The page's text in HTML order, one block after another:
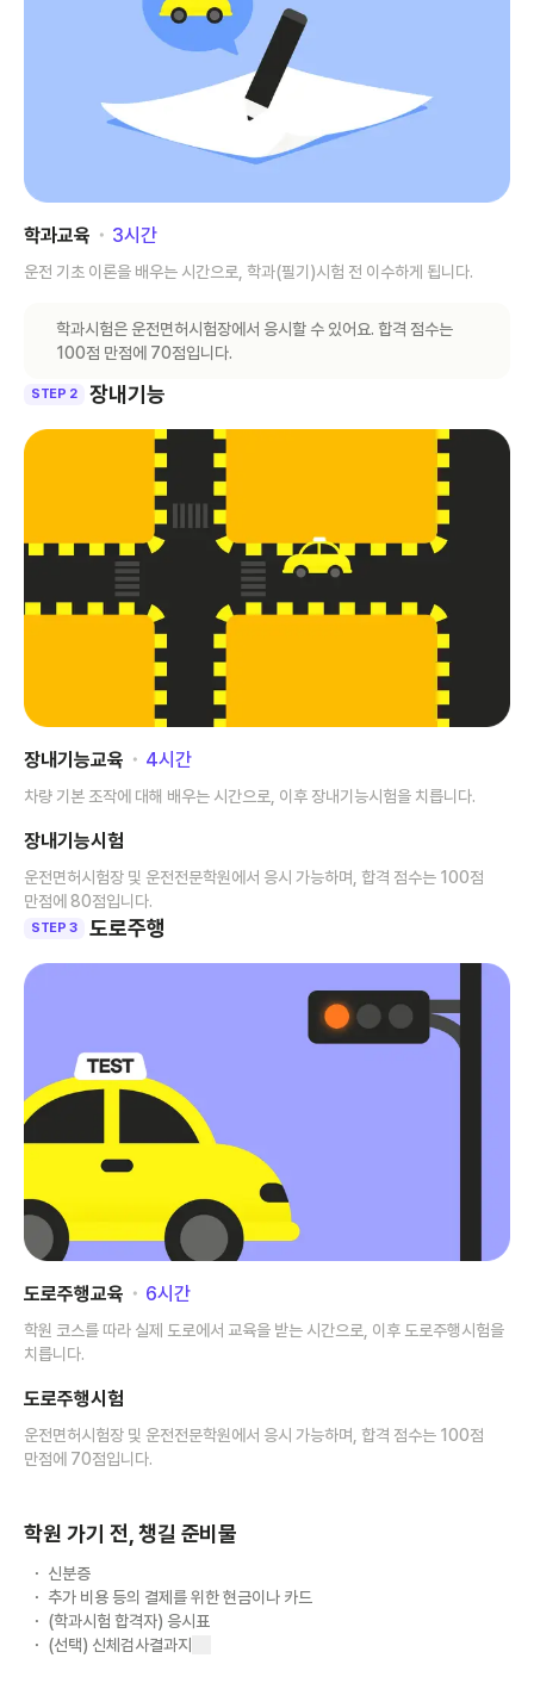
학과교육 ･ 3시간
운전 기초 이론을 배우는 시간으로, 학과(필기)시험 전 이수하게 됩니다.
학과시험은 운전면허시험장에서 응시할 수 있어요. 합격 점수는
100점 만점에 70점입니다.
STEP 2 장내기능
장내기능교육 ･ 4시간
차량 기본 조작에 대해 배우는 시간으로, 이후 장내기능시험을 치릅니다.
장내기능시험
운전면허시험장 및 운전전문학원에서 응시 가능하며, 합격 점수는 100점
만점에 80점입니다.
STEP 3 도로주행
도로주행교육 ･ 6시간
학원 코스를 따라 실제 도로에서 교육을 받는 시간으로, 이후 도로주행시험을
치릅니다.
도로주행시험
운전면허시험장 및 운전전문학원에서 응시 가능하며, 합격 점수는 100점
만점에 70점입니다.
학원 가기 전, 챙길 준비물
신분증
추가 비용 등의 결제를 위한 현금이나 카드
(학과시험 합격자) 응시표
(선택) 신체검사결과지